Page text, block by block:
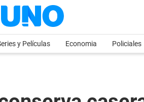
y Películas Economia Policiales